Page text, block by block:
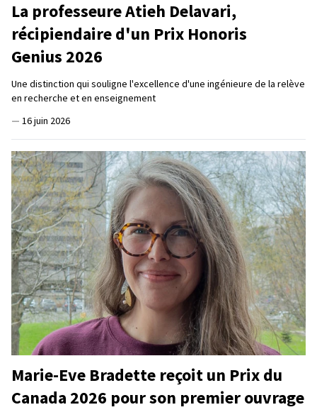
La professeure Atieh Delavari,
récipiendaire d'un Prix Honoris
Genius 2026
Une distinction qui souligne l'excellence d'une ingénieure de la relève
en recherche et en enseignement
— 16 juin 2026
Marie-Eve Bradette reçoit un Prix du
Canada 2026 pour son premier ouvrage